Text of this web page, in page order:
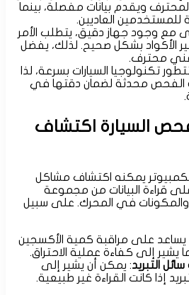
ويقدم بيانات مفصلة، بينما
العاديين.
مع وجود جهاز دقيق، يتطلب الأمر
الأكواد بشكل صحيح. لذلك، يفضل
فني محترف.
تكنولوجيا السيارات بسرعة، لذا
الفحص محدثة لضمان دقتها في
السيارة اكتشاف
يمكنه اكتشاف مشاكل
قراءة البيانات من مجموعة
في المحرك. على سبيل
يساعد على مراقبة كمية الأكسجين
يشير إلى كفاءة عملية الاحتراق.
التبريد: يمكن أن يشير إلى
إذا كانت القراءة غير طبيعية.